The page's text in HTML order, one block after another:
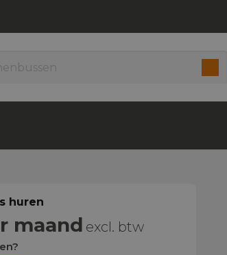
huren
maand excl. btw